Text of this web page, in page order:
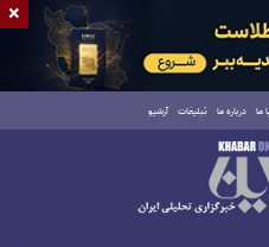
ما درباره ما تبلیغات آرشیو
×